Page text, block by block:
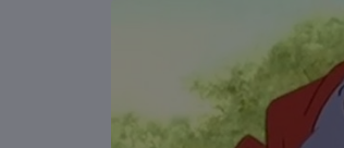
Grille des programmes Radio